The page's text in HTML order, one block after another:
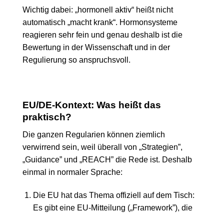
Wichtig dabei: „hormonell aktiv“ heißt nicht
automatisch „macht krank“. Hormonsysteme
reagieren sehr fein und genau deshalb ist die
Bewertung in der Wissenschaft und in der
Regulierung so anspruchsvoll.
EU/DE-Kontext: Was heißt das
praktisch?
Die ganzen Regularien können ziemlich
verwirrend sein, weil überall von „Strategien”,
„Guidance” und „REACH” die Rede ist. Deshalb
einmal in normaler Sprache:
Die EU hat das Thema offiziell auf dem Tisch:
Es gibt eine EU-Mitteilung („Framework”), die